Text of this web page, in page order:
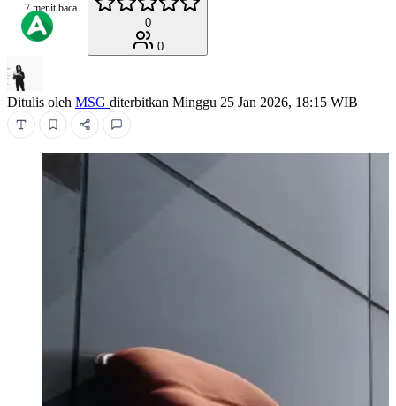
7 menit baca
0
0
Ditulis oleh MSG diterbitkan Minggu 25 Jan 2026, 18:15 WIB